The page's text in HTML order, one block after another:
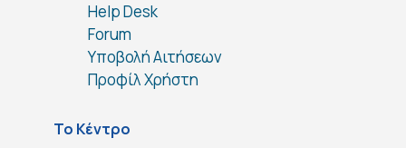
Help Desk
Forum
Υποβολή Αιτήσεων
Προφίλ Χρήστη
Το Κέντρο